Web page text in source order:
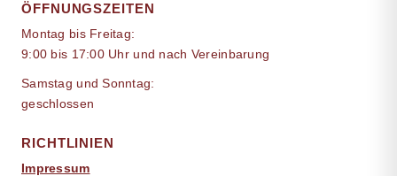
ÖFFNUNGSZEITEN
Montag bis Freitag:
9:00 bis 17:00 Uhr und nach Vereinbarung
Samstag und Sonntag:
geschlossen
RICHTLINIEN
Impressum